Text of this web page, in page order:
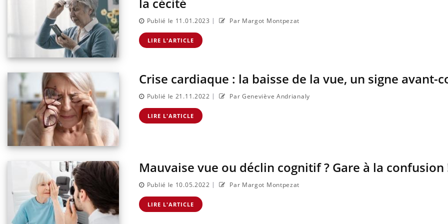
Publié le 11.01.2023 | Par Margot Montpezat
LIRE L'ARTICLE
Crise cardiaque : la baisse de la vue, un signe avant-
Publié le 21.11.2022 | Par Geneviève Andrianaly
LIRE L'ARTICLE
Mauvaise vue ou déclin cognitif ? Gare à la confusion
Publié le 10.05.2022 | Par Margot Montpezat
LIRE L'ARTICLE